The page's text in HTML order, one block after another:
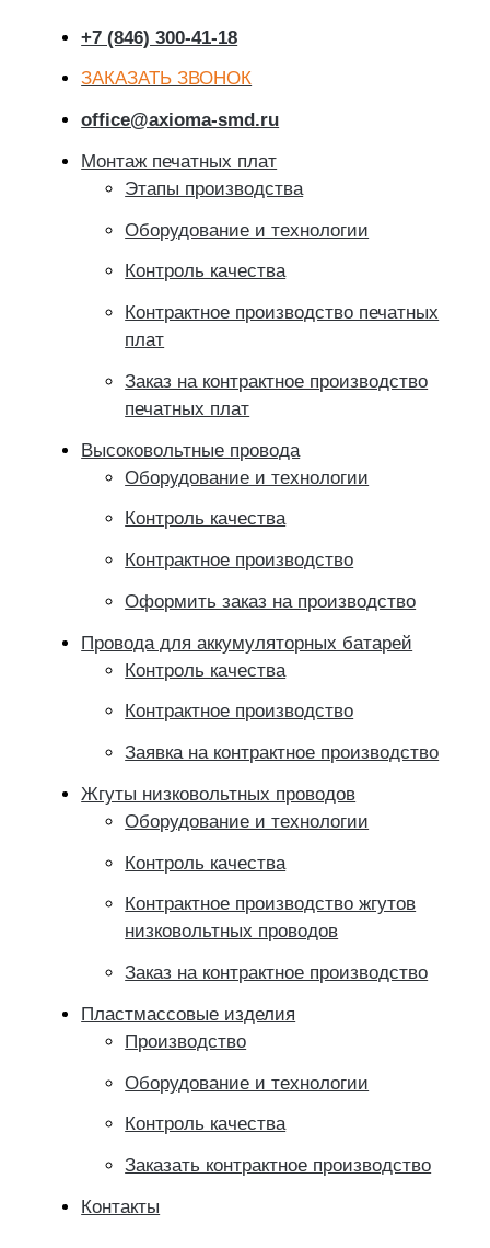
+7 (846) 300-41-18
ЗАКАЗАТЬ ЗВОНОК
office@axioma-smd.ru
Монтаж печатных плат
Этапы производства
Оборудование и технологии
Контроль качества
Контрактное производство печатных
плат
Заказ на контрактное производство
печатных плат
Высоковольтные провода
Оборудование и технологии
Контроль качества
Контрактное производство
Оформить заказ на производство
Провода для аккумуляторных батарей
Контроль качества
Контрактное производство
Заявка на контрактное производство
Жгуты низковольтных проводов
Оборудование и технологии
Контроль качества
Контрактное производство жгутов
низковольтных проводов
Заказ на контрактное производство
Пластмассовые изделия
Производство
Оборудование и технологии
Контроль качества
Заказать контрактное производство
Контакты